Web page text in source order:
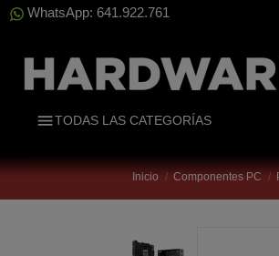
WhatsApp: 641.922.761
TODAS LAS CATEGORÍAS
Inicio Componentes PC